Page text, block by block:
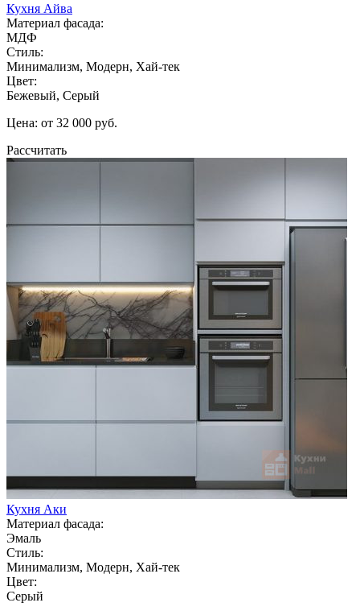
Кухня Айва
Материал фасада:
МДФ
Стиль:
Минимализм, Модерн, Хай-тек
Цвет:
Бежевый, Серый
Цена: от 32 000 руб.
Рассчитать
Кухня Аки
Материал фасада:
Эмаль
Стиль:
Минимализм, Модерн, Хай-тек
Цвет:
Серый